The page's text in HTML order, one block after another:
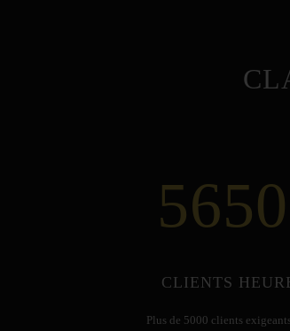
5650
CLIENTS
Plus de 5000 clients